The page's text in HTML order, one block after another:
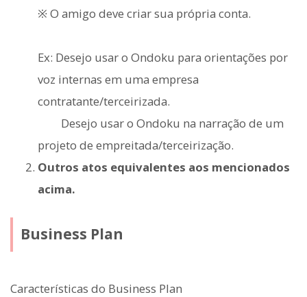
※ O amigo deve criar sua própria conta.
Ex: Desejo usar o Ondoku para orientações por
voz internas em uma empresa
contratante/terceirizada.
Desejo usar o Ondoku na narração de um
projeto de empreitada/terceirização.
Outros atos equivalentes aos mencionados
acima.
Business Plan
Características do Business Plan